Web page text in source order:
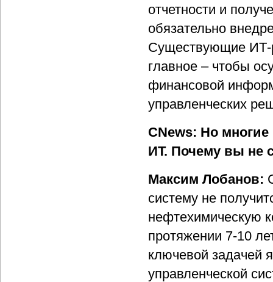
отчетности и
обязательно
Существующие ИТ-
главное – чтобы
финансовой
управленческих
CNews: Но
ИТ. Почему вы не
Максим Лобанов:
систему не
нефтехимическую
протяжении 7-10
ключевой задачей
управленческой